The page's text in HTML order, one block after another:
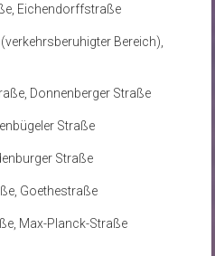
Eichendorffstraße
Bereich),
Donnenberger Straße
Straße
Straße
Goethestraße
Max-Planck-Straße